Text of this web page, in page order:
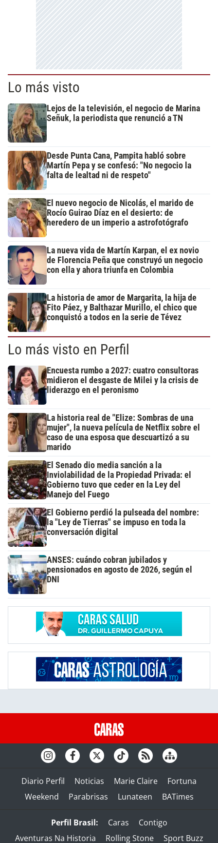
Lo más visto
Lejos de la televisión, el negocio de Marina
Señuk, la periodista que renunció a TN
Desde Punta Cana, Pampita habló sobre
Martín Pepa y se confesó: "No negocio la
falta de lealtad ni de respeto"
El nuevo negocio de Nicolás, el marido de
Rocío Guirao Díaz en el desierto: de
heredero de un imperio a astrofotógrafo
La nueva vida de Martín Karpan, el ex novio
de Florencia Peña que construyó un negocio
con ella y ahora triunfa en Colombia
La historia de amor de Margarita, la hija de
Fito Páez, y Balthazar Murillo, el chico que
conquistó a todos en la serie de Tévez
Lo más visto en Perfil
Encuesta rumbo a 2027: cuatro consultoras
midieron el desgaste de Milei y la crisis de
liderazgo en el peronismo
La historia real de "Elize: Sombras de una
mujer", la nueva película de Netflix sobre el
caso de una esposa que descuartizó a su
marido
El Senado dio media sanción a la
Inviolabilidad de la Propiedad Privada: el
Gobierno tuvo que ceder en la Ley del
Manejo del Fuego
El Gobierno perdió la pulseada del nombre:
la "Ley de Tierras" se impuso en toda la
conversación digital
ANSES: cuándo cobran jubilados y
pensionados en agosto de 2026, según el
DNI
Diario Perfil Noticias Marie Claire
Fortuna
Weekend
Parabrisas Lunateen BATimes
Perfil Brasil: Caras
Contigo
Aventuras Na Historia
Rolling Stone Sport Buzz